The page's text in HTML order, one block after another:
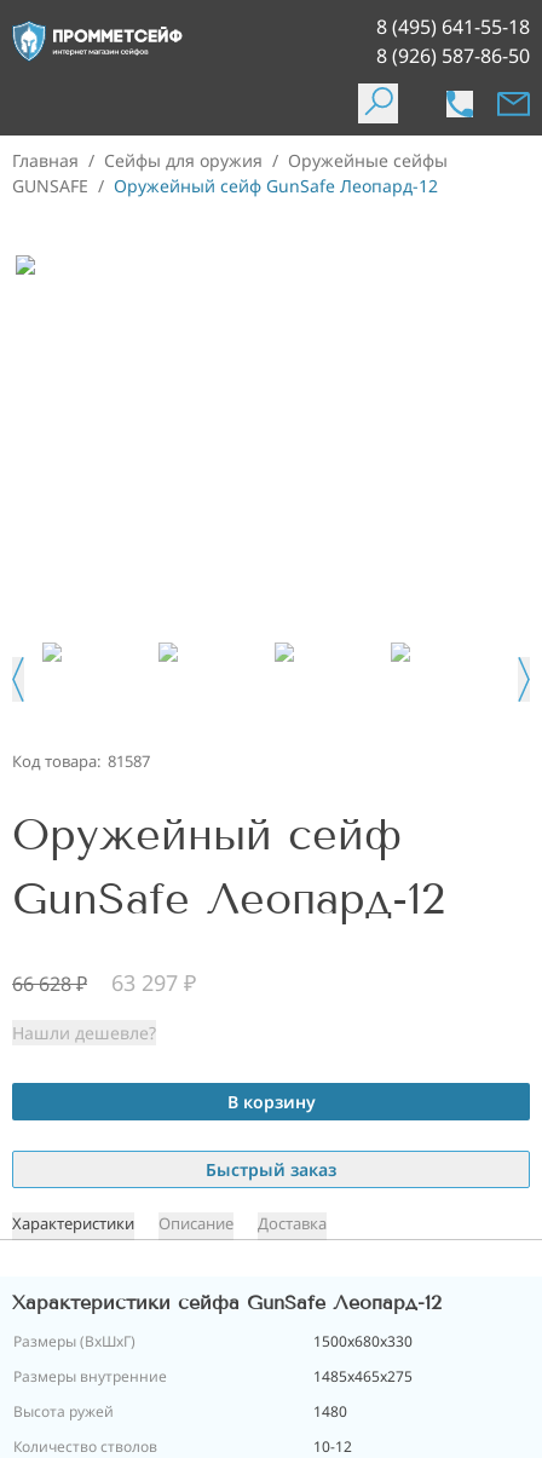
8 (495) 641-55-18
8 (926) 587-86-50
Главная / Сейфы для оружия / Оружейные сейфы
GUNSAFE / Оружейный сейф GunSafe Леопард-12
Код товара: 81587
Оружейный сейф
GunSafe Леопард-12
66 628₽ 63 297 ₽
Нашли дешевле?
В корзину
Быстрый заказ
Характеристики Описание Доставка
Характеристики сейфа GunSafe Леопард-12
Размеры (ВxШxГ)
1500x680x330
Размеры внутренние
1485х465х275
Высота ружей
1480
Количество стволов
10-12